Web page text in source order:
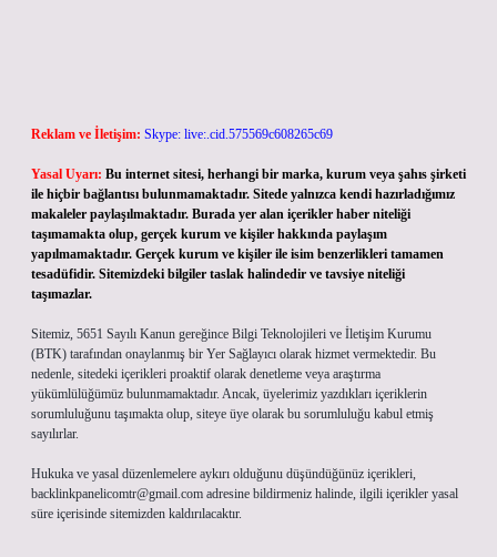
Reklam ve İletişim: Skype: live:.cid.575569c608265c69
Yasal Uyarı: Bu internet sitesi, herhangi bir marka, kurum veya şahıs şirketi
ile hiçbir bağlantısı bulunmamaktadır. Sitede yalnızca kendi hazırladığımız
makaleler paylaşılmaktadır. Burada yer alan içerikler haber niteliği
taşımamakta olup, gerçek kurum ve kişiler hakkında paylaşım
yapılmamaktadır. Gerçek kurum ve kişiler ile isim benzerlikleri tamamen
tesadüfidir. Sitemizdeki bilgiler taslak halindedir ve tavsiye niteliği
taşımazlar.
Sitemiz, 5651 Sayılı Kanun gereğince Bilgi Teknolojileri ve İletişim Kurumu
(BTK) tarafından onaylanmış bir Yer Sağlayıcı olarak hizmet vermektedir. Bu
nedenle, sitedeki içerikleri proaktif olarak denetleme veya araştırma
yükümlülüğümüz bulunmamaktadır. Ancak, üyelerimiz yazdıkları içeriklerin
sorumluluğunu taşımakta olup, siteye üye olarak bu sorumluluğu kabul etmiş
sayılırlar.
Hukuka ve yasal düzenlemelere aykırı olduğunu düşündüğünüz içerikleri,
backlinkpanelicomtr@gmail.com adresine bildirmeniz halinde, ilgili içerikler yasal
süre içerisinde sitemizden kaldırılacaktır.